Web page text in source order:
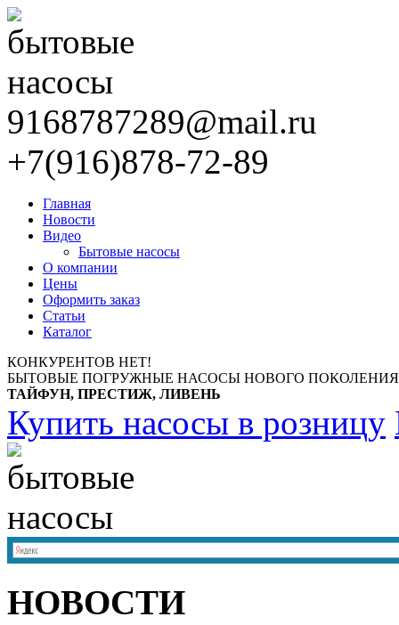
9168787289@mail.ru
+7(916)878-72-89
Главная
Новости
Видео
Бытовые насосы
О компании
Цены
Оформить заказ
Статьи
Каталог
КОНКУРЕНТОВ НЕТ!
БЫТОВЫЕ ПОГРУЖНЫЕ НАСОСЫ НОВОГО
ТАЙФУН, ПРЕСТИЖ, ЛИВЕНЬ
Купить насосы в розницу
НОВОСТИ